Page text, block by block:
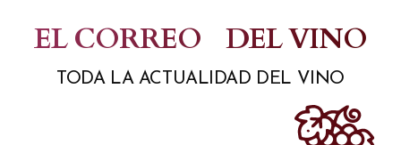
contenido
EL CORREO DEL VINO
TODA LA ACTUALIDAD DEL VINO